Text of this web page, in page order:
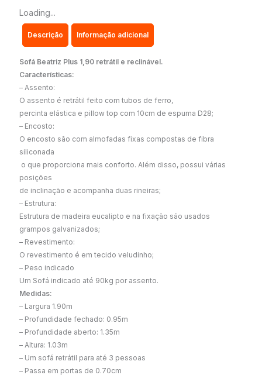
Loading...
Descrição Informação adicional
Sofá Beatriz Plus 1,90 retrátil e reclinável.
Características:
– Assento:
O assento é retrátil feito com tubos de ferro,
percinta elástica e pillow top com 10cm de espuma D28;
– Encosto:
O encosto são com almofadas fixas compostas de fibra
siliconada
o que proporciona mais conforto. Além disso, possui várias
posições
de inclinação e acompanha duas rineiras;
– Estrutura:
Estrutura de madeira eucalipto e na fixação são usados
grampos galvanizados;
– Revestimento:
O revestimento é em tecido veludinho;
– Peso indicado
Um Sofá indicado até 90kg por assento.
Medidas:
– Largura 1.90m
– Profundidade fechado: 0.95m
– Profundidade aberto: 1.35m
– Altura: 1.03m
– Um sofá retrátil para até 3 pessoas
– Passa em portas de 0.70cm